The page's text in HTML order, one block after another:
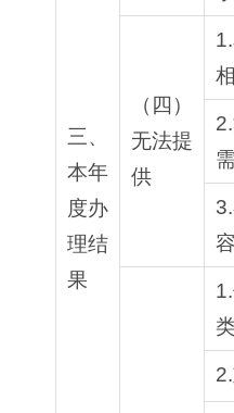
三、
本年
度办
理结
果
（四）
无法提
供